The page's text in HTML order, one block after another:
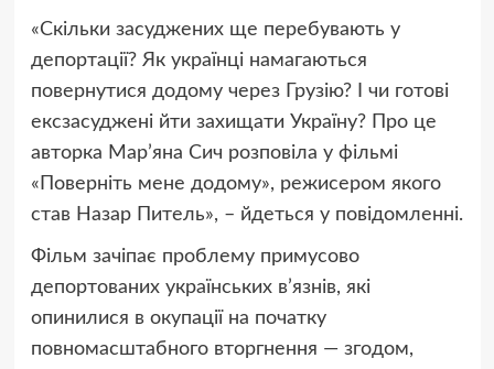
«Скільки засуджених ще перебувають у
депортації? Як українці намагаються
повернутися додому через Грузію? І чи готові
ексзасуджені йти захищати Україну? Про це
авторка Мар’яна Сич розповіла у фільмі
«Поверніть мене додому», режисером якого
став Назар Питель», – йдеться у повідомленні.
Фільм зачіпає проблему примусово
депортованих українських в’язнів, які
опинилися в окупації на початку
повномасштабного вторгнення — згодом,